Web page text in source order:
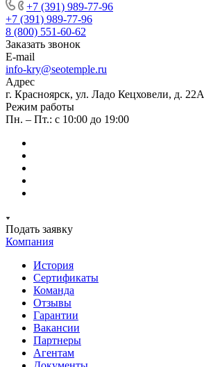
+7 (391) 989-77-96
+7 (391) 989-77-96
8 (800) 551-60-62
Заказать звонок
E-mail
info-kry@seotemple.ru
Адрес
г. Красноярск, ул. Ладо Кецховели, д. 22А
Режим работы
Пн. – Пт.: с 10:00 до 19:00
Подать заявку
Компания
История
Сертификаты
Команда
Отзывы
Гарантии
Вакансии
Партнеры
Агентам